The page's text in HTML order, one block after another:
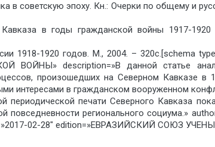
в советскую эпоху. Кн.: Очерки по общему и
в годы гражданской войны 1917-1920
1918-1920 годов. М., 2004. – 320с.[schema
description=»В данной статье
произошедших на Северном Кавказе в
интересами в гражданском вооруженном
печати Северного Кавказа
регионального социума.»
02-28″ edition=»ЕВРАЗИЙСКИЙ СОЮЗ